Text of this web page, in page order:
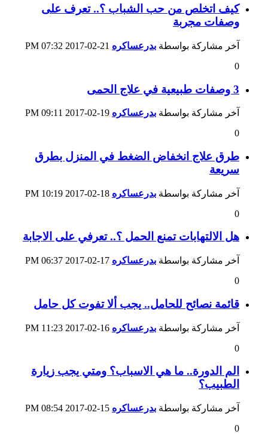
كيف اتخلص من حب الشباب ؟.. تعرف على
وصفات مجربة
آخر مشاركة بواسطة بدرعساكره
07:32 PM
0
3 وصفات طبيعية في علاج الحمى
آخر مشاركة بواسطة بدرعساكره
09:11 PM
0
طرق علاج انخفاض الضغط في المنزل بطرق
سريعة
آخر مشاركة بواسطة بدرعساكره
10:19 PM
0
هل الالتهابات تمنع الحمل ؟.. تعرفي على الاجابة
آخر مشاركة بواسطة بدرعساكره
06:37 PM
0
قائمة نصائح للحامل.. يجب ألا تفوت كل حامل
آخر مشاركة بواسطة بدرعساكره
11:23 PM
0
الم الدورة.. ما هي الاسباب؟ ومتي يجب زيارة
الطبيب؟
آخر مشاركة بواسطة بدرعساكره
08:54 PM
0